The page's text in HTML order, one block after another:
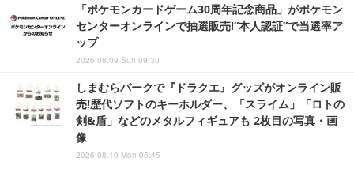
「ポケモンカードゲーム30周年記念商品」がポケモン
センターオンラインで抽選販売!“本人認証”で当選率ア
ップ
2026.08.09 Sun 09:30
しまむらパークで『ドラクエ』グッズがオンライン販
売!歴代ソフトのキーホルダー、「スライム」「ロトの
剣&盾」などのメタルフィギュアも 2枚目の写真・画
像
2026.08.10 Mon 05:45